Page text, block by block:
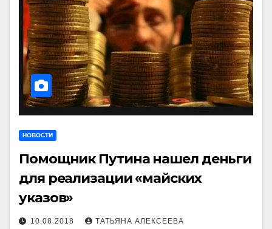
НОВОСТИ
Помощник Путина нашел деньги
для реализации «майских
указов»
10.08.2018 ТАТЬЯНА АЛЕКСЕЕВА